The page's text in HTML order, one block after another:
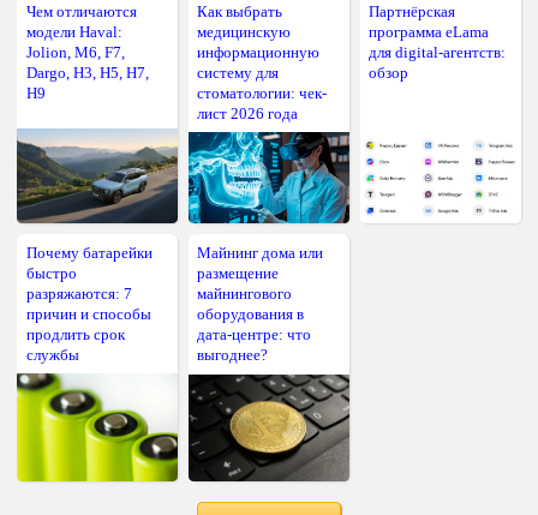
Чем отличаются
модели Haval:
Jolion, M6, F7,
Dargo, H3, H5, H7,
H9
Как выбрать
медицинскую
информационную
систему для
стоматологии: чек-
лист 2026 года
Партнёрская
программа eLama
для digital-агентств:
обзор
Почему батарейки
быстро
разряжаются: 7
причин и способы
продлить срок
службы
Майнинг дома или
размещение
майнингового
оборудования в
дата-центре: что
выгоднее?